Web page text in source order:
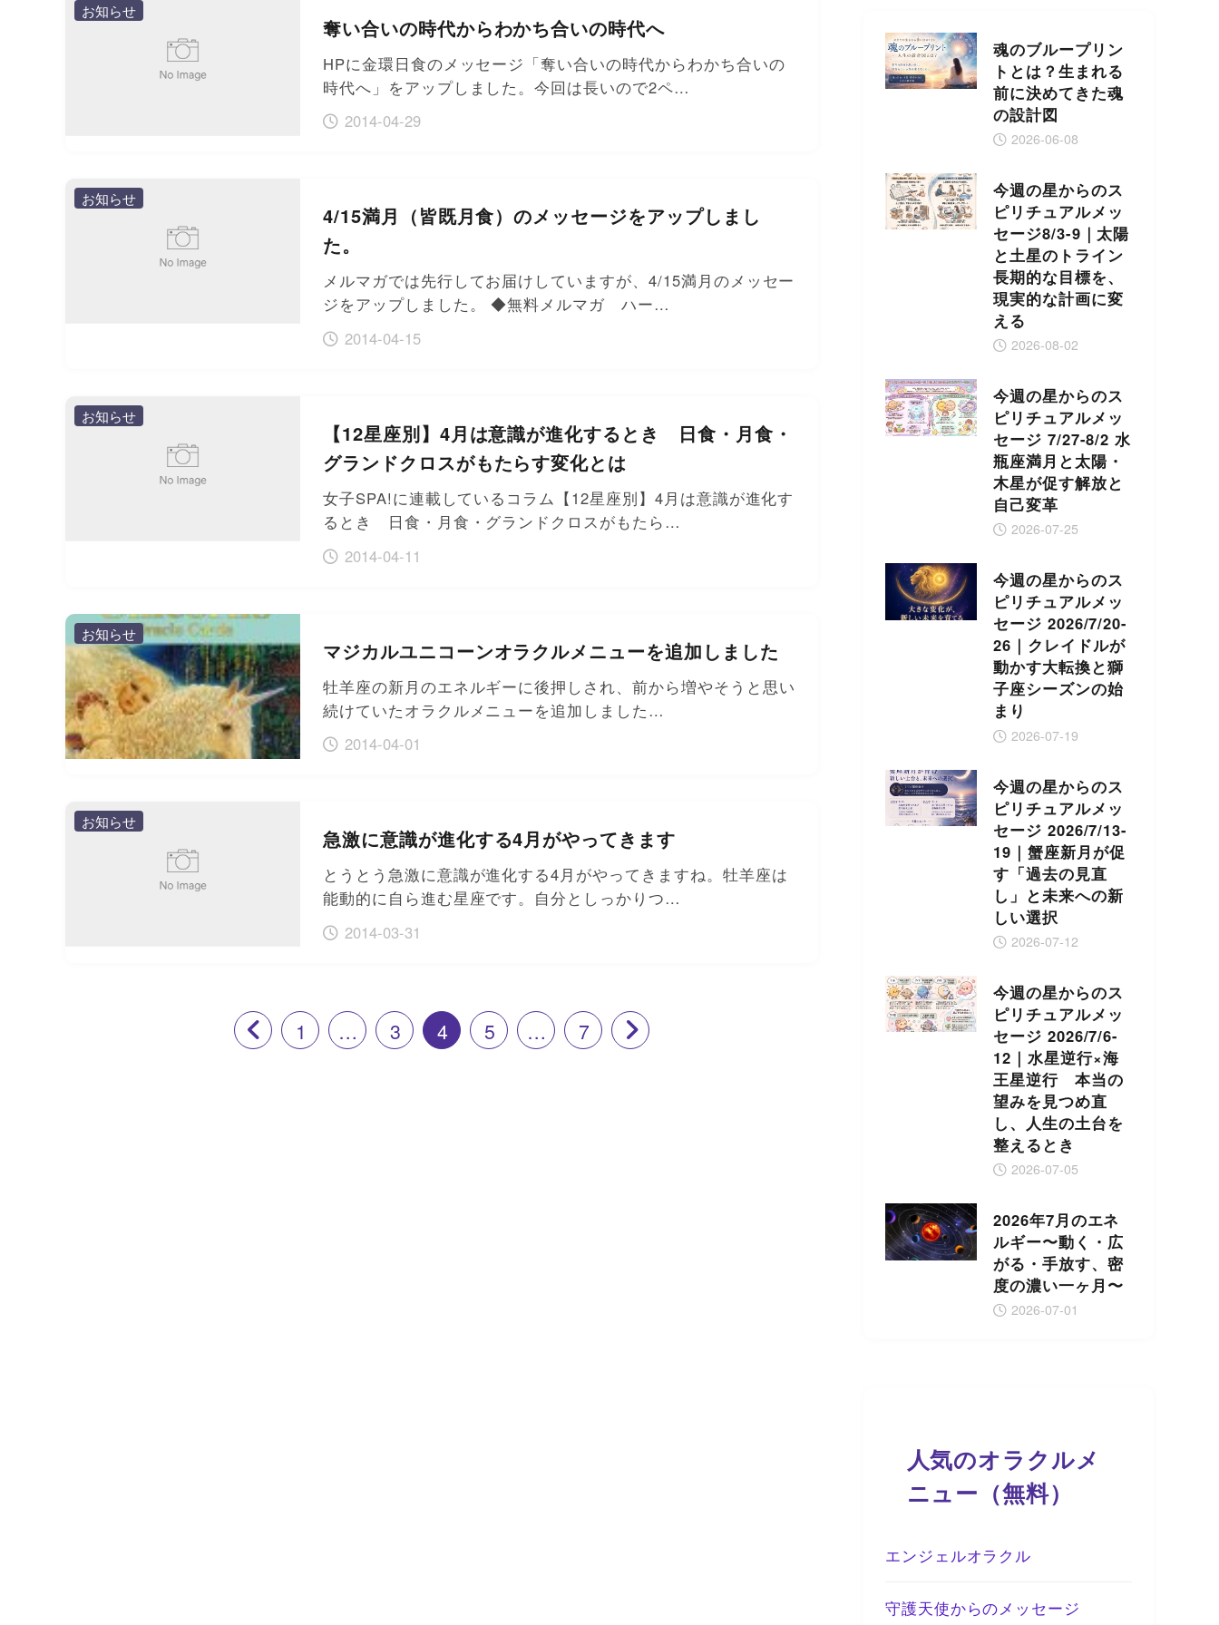
奪い合いの時代からわかち合いの時代へ
HPに金環日食のメッセージ「奪い合いの時代からわかち合いの
時代へ」をアップしました。今回は長いので2ペ…
2014-04-29
お知らせ
4/15満月（皆既月食）のメッセージをアップしまし
た。
メルマガでは先行してお届けしていますが、4/15満月のメッセー
ジをアップしました。 ◆無料メルマガ ハー…
2014-04-15
お知らせ
【12星座別】4月は意識が進化するとき 日食・月食・
グランドクロスがもたらす変化とは
女子SPA!に連載しているコラム【12星座別】4月は意識が進化す
るとき 日食・月食・グランドクロスがもたら…
2014-04-11
お知らせ
マジカルユニコーンオラクルメニューを追加しました
牡羊座の新月のエネルギーに後押しされ、前から増やそうと思い
続けていたオラクルメニューを追加しました…
2014-04-01
お知らせ
急激に意識が進化する4月がやってきます
とうとう急激に意識が進化する4月がやってきますね。牡羊座は
能動的に自ら進む星座です。自分としっかりつ…
2014-03-31
お知らせ
1 … 3 4 5 … 7
魂のブループリン
トとは？生まれる
前に決めてきた魂
の設計図
2026-06-08
今週の星からのス
ピリチュアルメッ
セージ8/3-9｜太陽
と土星のトライン
長期的な目標を、
現実的な計画に変
える
2026-08-02
今週の星からのス
ピリチュアルメッ
セージ 7/27-8/2 水
瓶座満月と太陽・
木星が促す解放と
自己変革
2026-07-25
今週の星からのス
ピリチュアルメッ
セージ 2026/7/20-
26｜クレイドルが
動かす大転換と獅
子座シーズンの始
まり
2026-07-19
今週の星からのス
ピリチュアルメッ
セージ 2026/7/13-
19｜蟹座新月が促
す「過去の見直
し」と未来への新
しい選択
2026-07-12
今週の星からのス
ピリチュアルメッ
セージ 2026/7/6-
12｜水星逆行×海
王星逆行 本当の
望みを見つめ直
し、人生の土台を
整えるとき
2026-07-05
2026年7月のエネ
ルギー〜動く・広
がる・手放す、密
度の濃い一ヶ月〜
2026-07-01
人気のオラクルメ
ニュー（無料）
エンジェルオラクル
守護天使からのメッセージ